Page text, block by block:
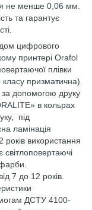
не менше 0,06 мм.
та гарантує
цифрового
принтері Orafol
плівки
класу призматична)
допомогою друку
в кольрах
під
ламінація
використання
7 до 12 років.
ДСТУ 4100-